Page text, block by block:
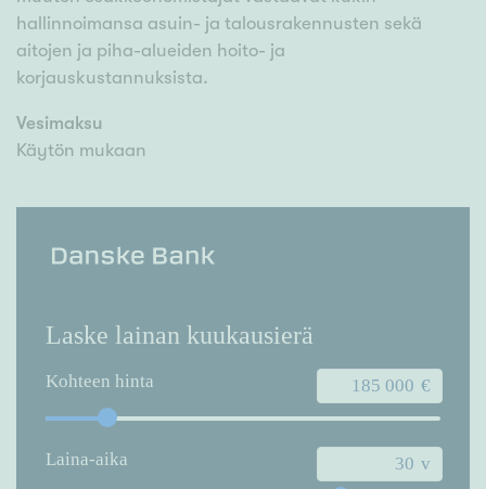
hallinnoimansa asuin- ja talousrakennusten sekä
aitojen ja piha-alueiden hoito- ja
korjauskustannuksista.
Vesimaksu
Käytön mukaan